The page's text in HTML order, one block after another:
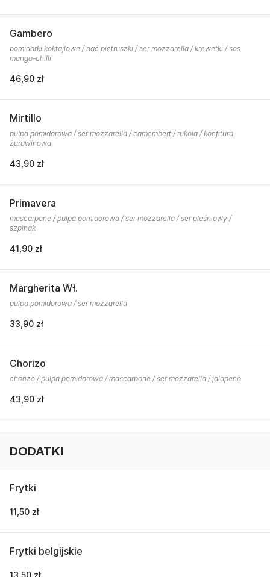
Gambero
pomidorki koktajlowe / nać pietruszki / ser mozzarella / krewetki / sos
mango-chilli
46,90 zł
Mirtillo
pulpa pomidorowa / ser mozzarella / camembert / rukola / konfitura
żurawinowa
43,90 zł
Primavera
mascarpone / pulpa pomidorowa / ser mozzarella / ser pleśniowy /
szpinak
41,90 zł
Margherita Wł.
pulpa pomidorowa / ser mozzarella
33,90 zł
Chorizo
chorizo / pulpa pomidorowa / mascarpone / ser mozzarella / jalapeno
43,90 zł
DODATKI
Frytki
11,50 zł
Frytki belgijskie
13,50 zł